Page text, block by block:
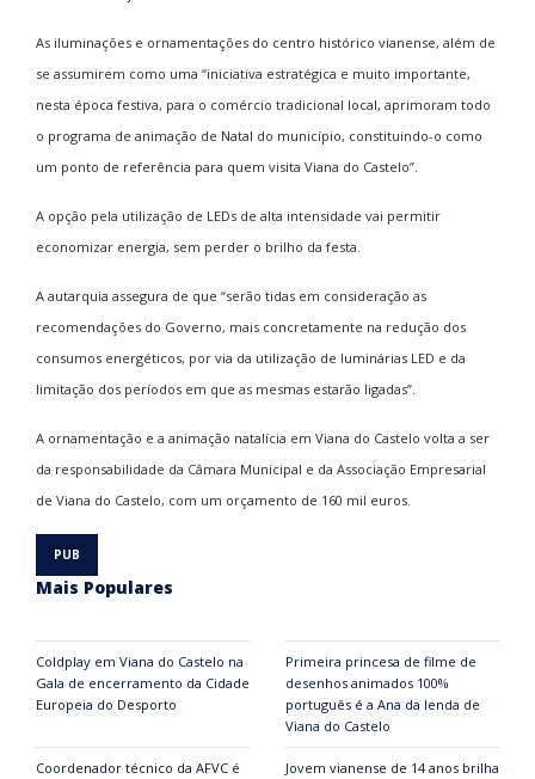
As iluminações e ornamentações do centro histórico vianense, além de
se assumirem como uma “iniciativa estratégica e muito importante,
nesta época festiva, para o comércio tradicional local, aprimoram todo
o programa de animação de Natal do município, constituindo-o como
um ponto de referência para quem visita Viana do Castelo”.
A opção pela utilização de LEDs de alta intensidade vai permitir
economizar energia, sem perder o brilho da festa.
A autarquia assegura de que “serão tidas em consideração as
recomendações do Governo, mais concretamente na redução dos
consumos energéticos, por via da utilização de luminárias LED e da
limitação dos períodos em que as mesmas estarão ligadas”.
A ornamentação e a animação natalícia em Viana do Castelo volta a ser
da responsabilidade da Câmara Municipal e da Associação Empresarial
de Viana do Castelo, com um orçamento de 160 mil euros.
Mais Populares
Coldplay em Viana do Castelo na
Gala de encerramento da Cidade
Europeia do Desporto
Primeira princesa de filme de
desenhos animados 100%
português é a Ana da lenda de
Viana do Castelo
Coordenador técnico da AFVC é
Jovem vianense de 14 anos brilha